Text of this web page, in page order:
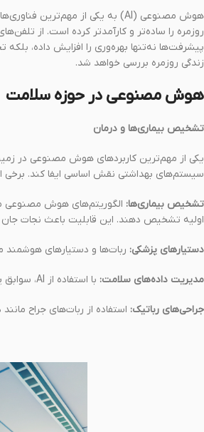
روزمره را ساده‌تر و کارآمدتر کرده است. از
پیشرفت‌ها نه‌تنها بهره‌وری را افزایش داده،
زندگی روزمره بررسی خواهد شد.
هوش مصنوعی در حوزه سلامت
تشخیص بیماری‌ها و درمان
یکی از مهم‌ترین کاربردهای هوش مصنوعی در
سیستم‌های بهداشتی نقش اساسی ایفا کند. برخی
تشخیص بیماری‌ها: الگوریتم‌های هوش مصنوعی
اولیه تشخیص دهند. این قابلیت باعث نجات جان
دستیارهای پزشکی: ربات‌ها و دستیارهای هوشمند
مدیریت داده‌های سلامت: با استفاده از AI، سوابق پزشکی بیماران به‌صورت دیجیتالی مدیریت شده و روند درمان تسریع می‌شود.
جراحی‌های رباتیک: استفاده از ربات‌های جراح